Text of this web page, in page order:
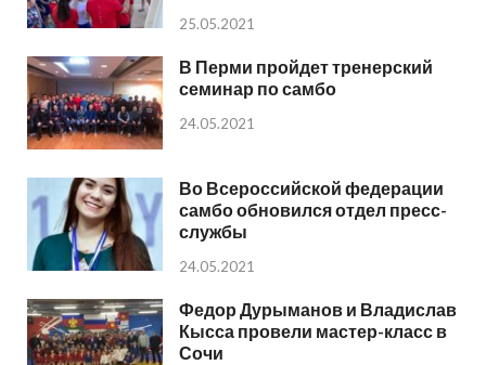
25.05.2021
В Перми пройдет тренерский
семинар по самбо
24.05.2021
Во Всероссийской федерации
самбо обновился отдел пресс-
службы
24.05.2021
Федор Дурыманов и Владислав
Кысса провели мастер-класс в
Сочи